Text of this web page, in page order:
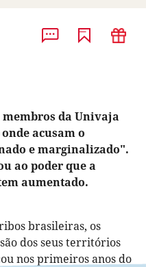
da Univaja
acusam o
e marginalizado".
ao poder que a
aumentado.
brasileiras, os
dos seus territórios
nos primeiros anos do